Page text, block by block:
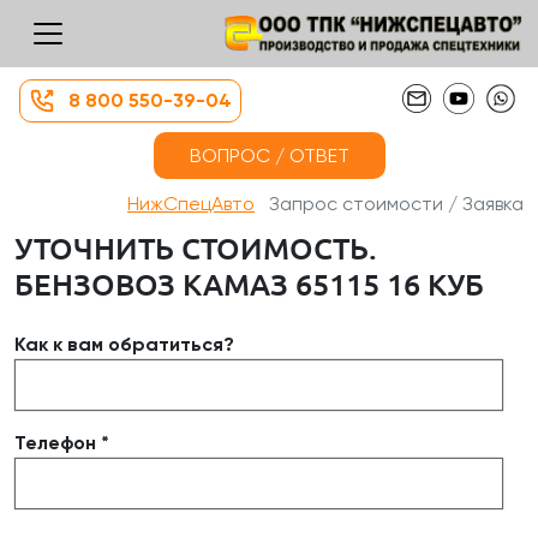
8 800 550-39-04
ВОПРОС / ОТВЕТ
НижСпецАвто Запрос стоимости / Заявка
УТОЧНИТЬ СТОИМОСТЬ.
БЕНЗОВОЗ КАМАЗ 65115 16 КУБ
Как к вам обратиться?
Телефон *